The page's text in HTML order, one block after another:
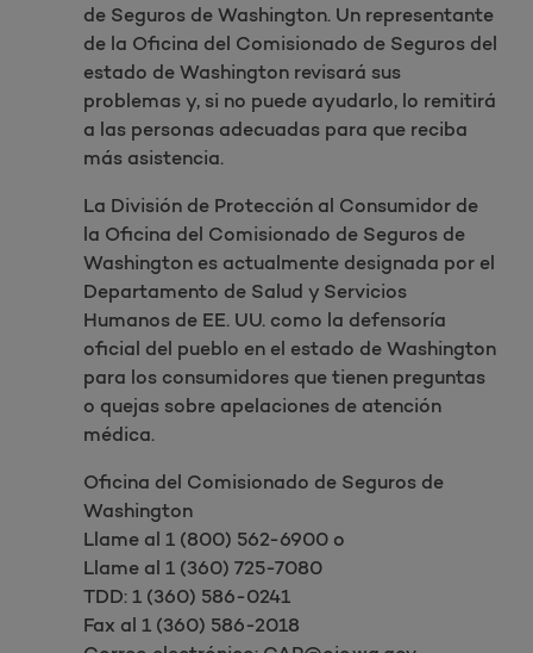
de Seguros de Washington. Un representante
de la Oficina del Comisionado de Seguros del
estado de Washington revisará sus
problemas y, si no puede ayudarlo, lo remitirá
a las personas adecuadas para que reciba
más asistencia.
La División de Protección al Consumidor de
la Oficina del Comisionado de Seguros de
Washington es actualmente designada por el
Departamento de Salud y Servicios
Humanos de EE. UU. como la defensoría
oficial del pueblo en el estado de Washington
para los consumidores que tienen preguntas
o quejas sobre apelaciones de atención
médica.
Oficina del Comisionado de Seguros de
Washington
Llame al 1 (800) 562-6900 o
Llame al 1 (360) 725-7080
TDD: 1 (360) 586-0241
Fax al 1 (360) 586-2018